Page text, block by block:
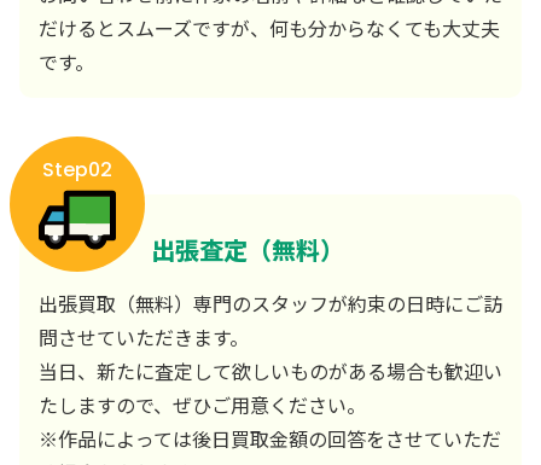
だけるとスムーズですが、何も分からなくても大丈夫
です。
Step02
出張査定（無料）
出張買取（無料）専門のスタッフが約束の日時にご訪
問させていただきます。
当日、新たに査定して欲しいものがある場合も歓迎い
たしますので、ぜひご用意ください。
※作品によっては後日買取金額の回答をさせていただ